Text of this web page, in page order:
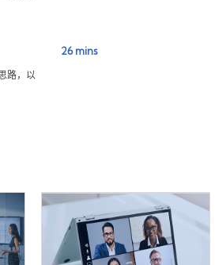
路，以
26mins